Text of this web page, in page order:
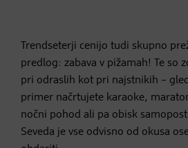
Trendseterji cenijo tudi skupno
predlog: zabava v pižamah! Te so
pri odraslih kot pri najstnikih –
primer načrtujete karaoke,
nočni pohod ali pa obisk
Seveda je vse odvisno od okusa